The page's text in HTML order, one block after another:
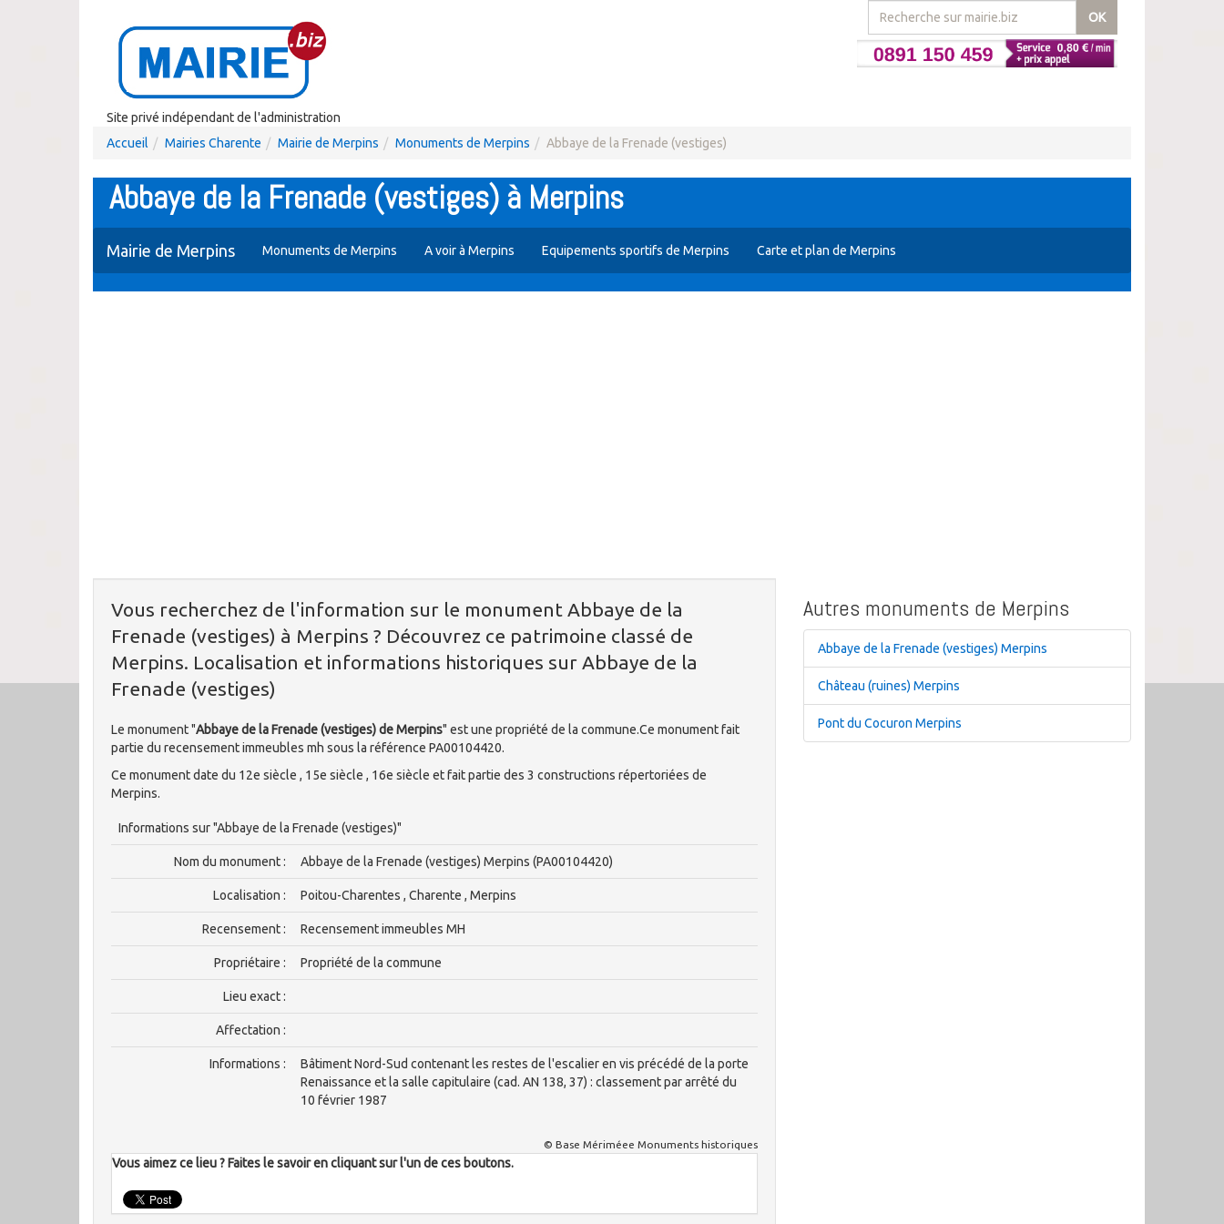
OK
Site privé indépendant de l'administration
Accueil
Mairies Charente Mairie de Merpins Monuments de Merpins Abbaye de la Frenade (vestiges)
Abbaye de la Frenade (vestiges) à Merpins
Mairie de Merpins Monuments de Merpins A voir à Merpins Equipements sportifs de Merpins Carte et plan de Merpins
Vous recherchez de l'information sur le monument Abbaye de la
Frenade (vestiges) à Merpins ? Découvrez ce patrimoine classé de
Merpins. Localisation et informations historiques sur Abbaye de la
Frenade (vestiges)
Le monument "Abbaye de la Frenade (vestiges) de Merpins" est une propriété de la commune.Ce monument fait
partie du recensement immeubles mh sous la référence PA00104420.
Ce monument date du 12e siècle , 15e siècle , 16e siècle et fait partie des 3 constructions répertoriées de
Merpins.
Informations sur "Abbaye de la Frenade (vestiges)"
Nom du monument : Abbaye de la Frenade (vestiges) Merpins (PA00104420)
Localisation : Poitou-Charentes , Charente , Merpins
Recensement : Recensement immeubles MH
Propriétaire : Propriété de la commune
Lieu exact :
Affectation :
Informations :
Bâtiment Nord-Sud contenant les restes de l'escalier en vis précédé de la porte
Renaissance et la salle capitulaire (cad. AN 138, 37) : classement par arrêté du
10 février 1987
© Base Mériméee Monuments historiques
Vous aimez ce lieu ? Faites le savoir en cliquant sur l'un de ces boutons.
Autres monuments de Merpins
Abbaye de la Frenade (vestiges) Merpins
Château (ruines) Merpins
Pont du Cocuron Merpins